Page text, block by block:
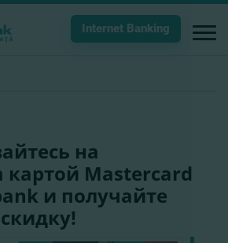
Internet Banking
на
картой Mastercard
и получайте